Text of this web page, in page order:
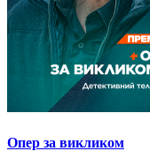
Опер за викликом